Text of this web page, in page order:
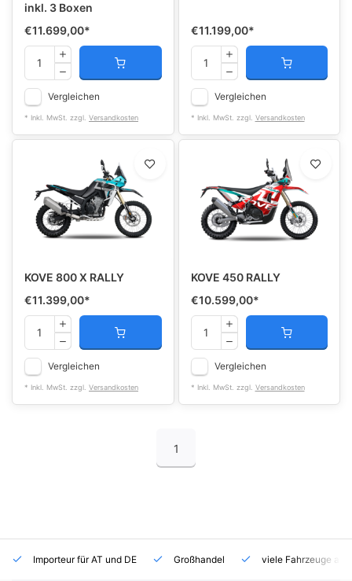
inkl. 3 Boxen
€11.699,00*
Vergleichen
* Inkl. MwSt. zzgl. Versandkosten
€11.199,00*
Vergleichen
* Inkl. MwSt. zzgl. Versandkosten
KOVE 800 X RALLY
€11.399,00*
Vergleichen
* Inkl. MwSt. zzgl. Versandkosten
KOVE 450 RALLY
€10.599,00*
Vergleichen
* Inkl. MwSt. zzgl. Versandkosten
1
Importeur für AT und DE Großhandel viele Fahrzeuge auf